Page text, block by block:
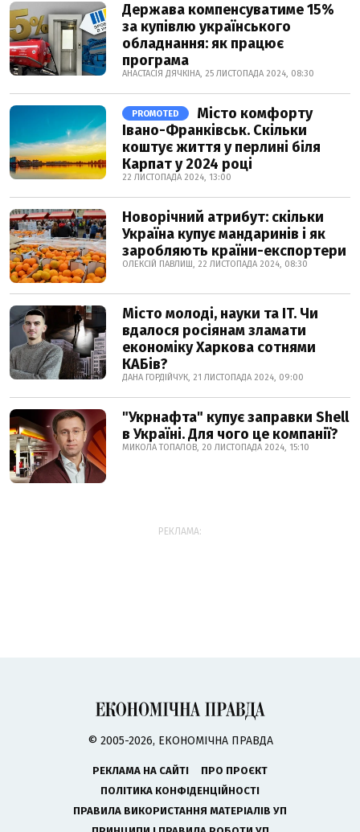
Держава компенсуватиме 15%
за купівлю українського
обладнання: як працює
програма
АНАСТАСІЯ ДЯЧКІНА, 25 ЛИСТОПАДА 2024, 08:30
PROMOTED
Місто комфорту
Івано-Франківськ. Скільки
коштує життя у перлині біля
Карпат у 2024 році
22 ЛИСТОПАДА 2024, 13:00
Новорічний атрибут: скільки
Україна купує мандаринів і як
заробляють країни-експортери
ОЛЕКСІЙ ПАВЛИШ, 22 ЛИСТОПАДА 2024, 08:30
Місто молоді, науки та IT. Чи
вдалося росіянам зламати
економіку Харкова сотнями
КАБів?
ДАНА ГОРДІЙЧУК, 21 ЛИСТОПАДА 2024, 09:00
"Укрнафта" купує заправки Shell
в Україні. Для чого це компанії?
МИКОЛА ТОПАЛОВ, 20 ЛИСТОПАДА 2024, 15:10
РЕКЛАМА:
© 2005-2026, ЕКОНОМІЧНА ПРАВДА
РЕКЛАМА НА САЙТІ
ПРО ПРОЄКТ
ПОЛІТИКА КОНФІДЕНЦІЙНОСТІ
ПРАВИЛА ВИКОРИСТАННЯ МАТЕРІАЛІВ УП